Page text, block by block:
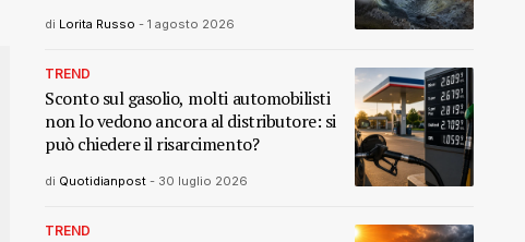
di Lorita Russo - 1 agosto 2026
TREND
Sconto sul gasolio, molti automobilisti
non lo vedono ancora al distributore: si
può chiedere il risarcimento?
di Quotidianpost - 30 luglio 2026
TREND